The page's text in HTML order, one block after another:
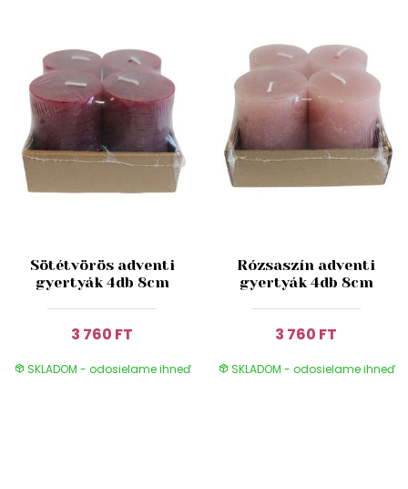
Sötétvörös adventi
gyertyák 4db 8cm
3 760 FT
SKLADOM - odosielame ihneď
Rózsaszín adventi
gyertyák 4db 8cm
3 760 FT
SKLADOM - odosielame ihneď